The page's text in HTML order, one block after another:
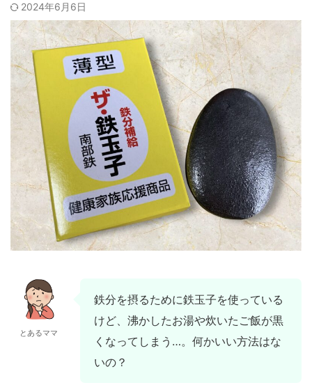
2024年6月6日
とあるママ
鉄分を摂るために鉄玉子を使っている
けど、沸かしたお湯や炊いたご飯が黒
くなってしまう…。何かいい方法はな
いの？